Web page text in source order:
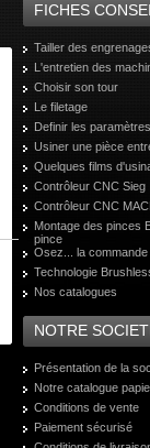
FICHES
Tailler des
L'entretien des
Choisir son tour
Le filetage
Definir les
Usiner une pièce
Quelques films
Contrôleur CNC Sieg
Contrôleur CNC
Montage des pinces
pince
Osez... la
Technologie
Nos catalogues
NOTRE
Présentation de la
Notre catalogue
Conditions de vente
Paiement sécurisé